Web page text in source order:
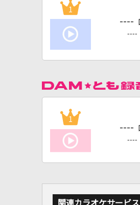
1
----
----
1
----
----
関連カラオケサービス